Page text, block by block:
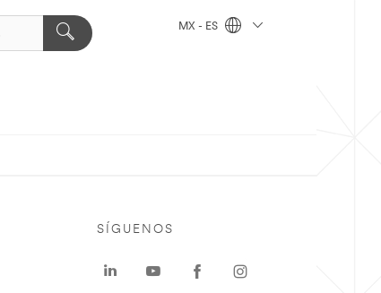
MX - ES
SÍGUENOS